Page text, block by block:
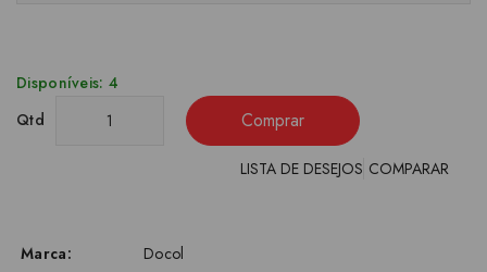
Disponíveis: 4
Qtd
Comprar
LISTA DE DESEJOS COMPARAR
Marca:
Docol